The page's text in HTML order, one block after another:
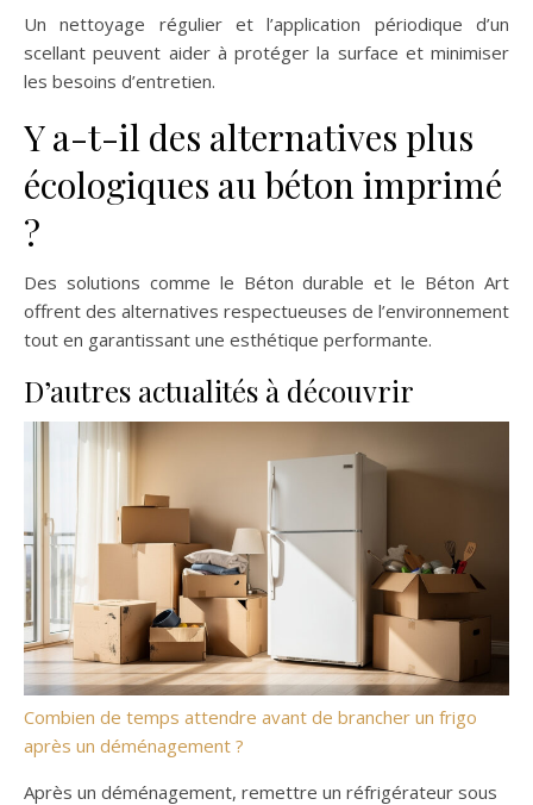
Un nettoyage régulier et l’application périodique d’un
scellant peuvent aider à protéger la surface et minimiser
les besoins d’entretien.
Y a-t-il des alternatives plus
écologiques au béton imprimé
?
Des solutions comme le Béton durable et le Béton Art
offrent des alternatives respectueuses de l’environnement
tout en garantissant une esthétique performante.
D’autres actualités à découvrir
Combien de temps attendre avant de brancher un frigo
après un déménagement ?
Après un déménagement, remettre un réfrigérateur sous